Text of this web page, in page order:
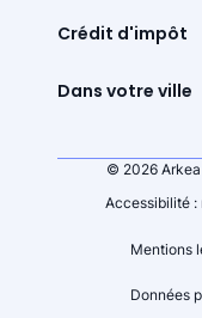
Crédit d'impôt
Dans votre ville
© 2026 Arkea
Accessibilité :
Mentions
Données